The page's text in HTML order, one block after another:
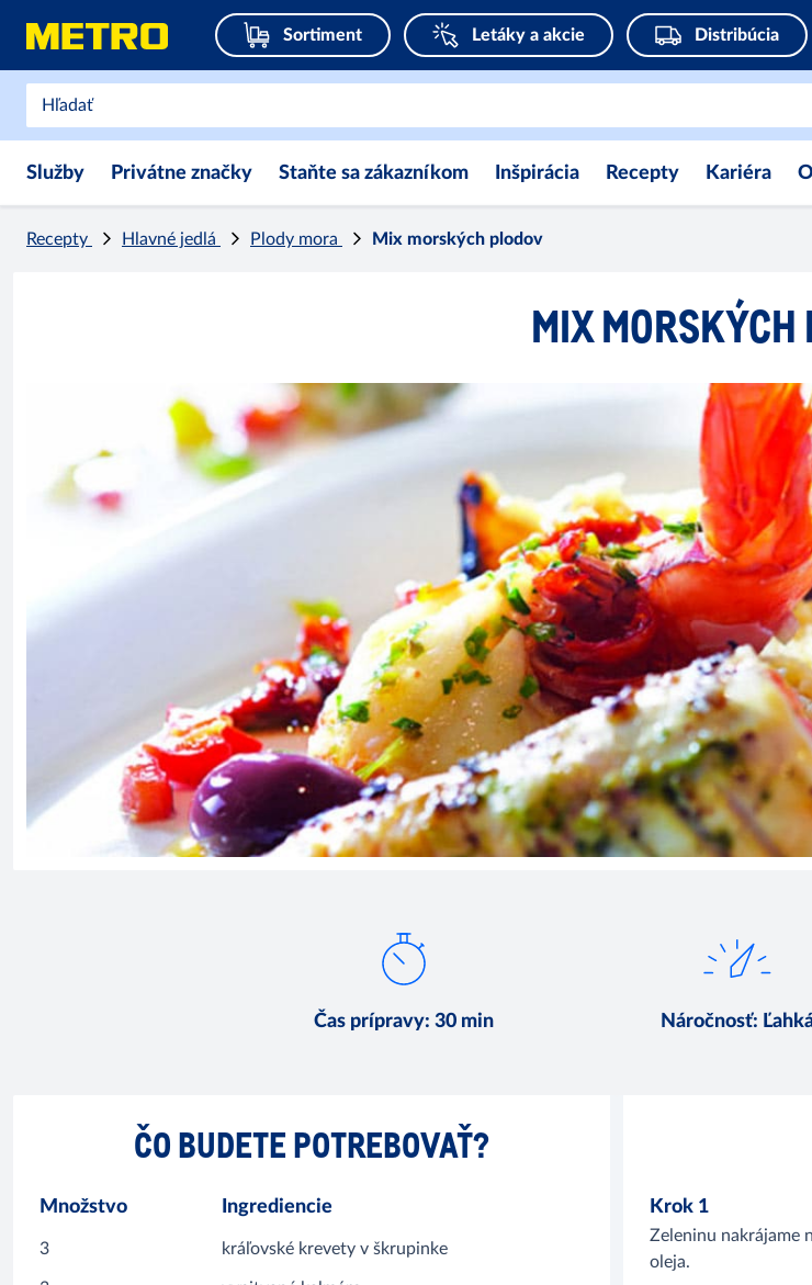
Sortiment Letáky a akcie Distribúcia
Služby Privátne značky Staňte sa zákazníkom Inšpirácia Recepty Kariéra
Recepty Hlavné jedlá Plody mora Mix morských plodov
MIX MORSKÝCH
Čas prípravy:30 min Náročnosť:
ČO BUDETE POTREBOVAŤ?
Množstvo Ingrediencie
3 kráľovské krevety v škrupinke
Krok 1
Zeleninu nakrájame
oleja.